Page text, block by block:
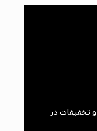
و تخفیفات در